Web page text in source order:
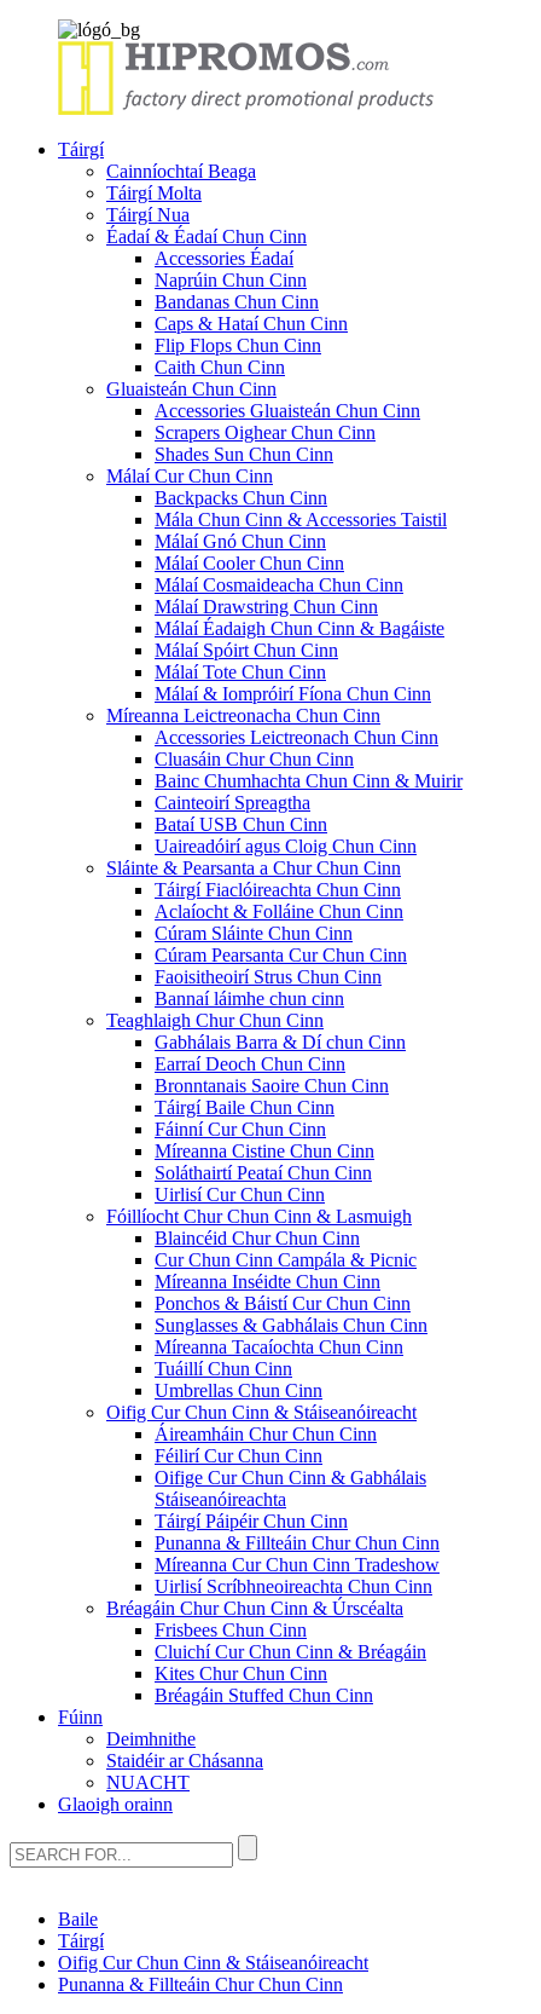
Táirgí
Cainníochtaí Beaga
Táirgí Molta
Táirgí Nua
Éadaí & Éadaí Chun Cinn
Accessories Éadaí
Naprúin Chun Cinn
Bandanas Chun Cinn
Caps & Hataí Chun Cinn
Flip Flops Chun Cinn
Caith Chun Cinn
Gluaisteán Chun Cinn
Accessories Gluaisteán Chun Cinn
Scrapers Oighear Chun Cinn
Shades Sun Chun Cinn
Málaí Cur Chun Cinn
Backpacks Chun Cinn
Mála Chun Cinn & Accessories Taistil
Málaí Gnó Chun Cinn
Málaí Cooler Chun Cinn
Málaí Cosmaideacha Chun Cinn
Málaí Drawstring Chun Cinn
Málaí Éadaigh Chun Cinn & Bagáiste
Málaí Spóirt Chun Cinn
Málaí Tote Chun Cinn
Málaí & Iompróirí Fíona Chun Cinn
Míreanna Leictreonacha Chun Cinn
Accessories Leictreonach Chun Cinn
Cluasáin Chur Chun Cinn
Bainc Chumhachta Chun Cinn & Muirir
Cainteoirí Spreagtha
Bataí USB Chun Cinn
Uaireadóirí agus Cloig Chun Cinn
Sláinte & Pearsanta a Chur Chun Cinn
Táirgí Fiaclóireachta Chun Cinn
Aclaíocht & Folláine Chun Cinn
Cúram Sláinte Chun Cinn
Cúram Pearsanta Cur Chun Cinn
Faoisitheoirí Strus Chun Cinn
Bannaí láimhe chun cinn
Teaghlaigh Chur Chun Cinn
Gabhálais Barra & Dí chun Cinn
Earraí Deoch Chun Cinn
Bronntanais Saoire Chun Cinn
Táirgí Baile Chun Cinn
Fáinní Cur Chun Cinn
Míreanna Cistine Chun Cinn
Soláthairtí Peataí Chun Cinn
Uirlisí Cur Chun Cinn
Fóillíocht Chur Chun Cinn & Lasmuigh
Blaincéid Chur Chun Cinn
Cur Chun Cinn Campála & Picnic
Míreanna Inséidte Chun Cinn
Ponchos & Báistí Cur Chun Cinn
Sunglasses & Gabhálais Chun Cinn
Míreanna Tacaíochta Chun Cinn
Tuáillí Chun Cinn
Umbrellas Chun Cinn
Oifig Cur Chun Cinn & Stáiseanóireacht
Áireamháin Chur Chun Cinn
Féilirí Cur Chun Cinn
Oifige Cur Chun Cinn & Gabhálais
Stáiseanóireachta
Táirgí Páipéir Chun Cinn
Punanna & Fillteáin Chur Chun Cinn
Míreanna Cur Chun Cinn Tradeshow
Uirlisí Scríbhneoireachta Chun Cinn
Bréagáin Chur Chun Cinn & Úrscéalta
Frisbees Chun Cinn
Cluichí Cur Chun Cinn & Bréagáin
Kites Chur Chun Cinn
Bréagáin Stuffed Chun Cinn
Fúinn
Deimhnithe
Staidéir ar Chásanna
NUACHT
Glaoigh orainn
Baile
Táirgí
Oifig Cur Chun Cinn & Stáiseanóireacht
Punanna & Fillteáin Chur Chun Cinn